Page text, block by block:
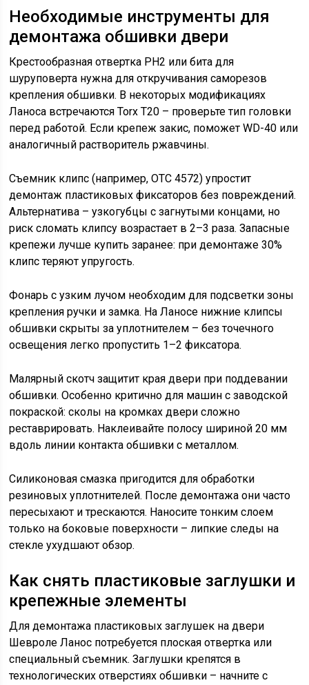
Необходимые инструменты для
демонтажа обшивки двери
Крестообразная отвертка PH2 или бита для
шуруповерта нужна для откручивания саморезов
крепления обшивки. В некоторых модификациях
Ланоса встречаются Torx T20 – проверьте тип головки
перед работой. Если крепеж закис, поможет WD-40 или
аналогичный растворитель ржавчины.
Съемник клипс (например, OTC 4572) упростит
демонтаж пластиковых фиксаторов без повреждений.
Альтернатива – узкогубцы с загнутыми концами, но
риск сломать клипсу возрастает в 2–3 раза. Запасные
крепежи лучше купить заранее: при демонтаже 30%
клипс теряют упругость.
Фонарь с узким лучом необходим для подсветки зоны
крепления ручки и замка. На Ланосе нижние клипсы
обшивки скрыты за уплотнителем – без точечного
освещения легко пропустить 1–2 фиксатора.
Малярный скотч защитит края двери при поддевании
обшивки. Особенно критично для машин с заводской
покраской: сколы на кромках двери сложно
реставрировать. Наклеивайте полосу шириной 20 мм
вдоль линии контакта обшивки с металлом.
Силиконовая смазка пригодится для обработки
резиновых уплотнителей. После демонтажа они часто
пересыхают и трескаются. Наносите тонким слоем
только на боковые поверхности – липкие следы на
стекле ухудшают обзор.
Как снять пластиковые заглушки и
крепежные элементы
Для демонтажа пластиковых заглушек на двери
Шевроле Ланос потребуется плоская отвертка или
специальный съемник. Заглушки крепятся в
технологических отверстиях обшивки – начните с